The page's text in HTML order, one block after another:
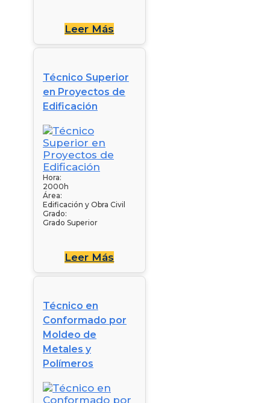
Leer Más
Técnico Superior
en Proyectos de
Edificación
Hora:
2000h
Área:
Edificación y Obra Civil
Grado:
Grado Superior
Leer Más
Técnico en
Conformado por
Moldeo de
Metales y
Polímeros